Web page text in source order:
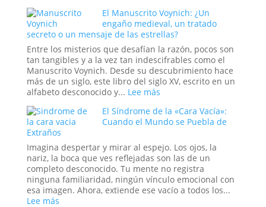
Era
Trump
sus
El
Misterio
Ciencia
de
El Manuscrito Voynich: ¿Un
engaño medieval, un tratado
secreto o un mensaje de las estrellas?
Entre los misterios que desafían la razón, pocos son
tan tangibles y a la vez tan indescifrables como el
Manuscrito Voynich. Desde su descubrimiento hace
más de un siglo, este libro del siglo XV, escrito en un
alfabeto desconocido y... Lee más:
Manuscrito
Voynich:
engaño
medieval,
un
tratado
secreto
El Síndrome de la «Cara Vacía»:
Cuando el Mundo se Puebla de
Extraños
Imagina despertar y mirar al espejo. Los ojos, la
nariz, la boca que ves reflejadas son las de un
completo desconocido. Tu mente no registra
ninguna familiaridad, ningún vínculo emocional con
esa imagen. Ahora, extiende ese vacío a todos los...
Lee más: